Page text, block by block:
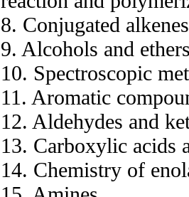
8. Conjugated
9. Alcohols and
10. Spectroscopic
11. Aromatic
12. Aldehydes and
13. Carboxylic acids
14. Chemistry of